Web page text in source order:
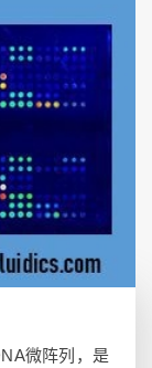
微阵列，是